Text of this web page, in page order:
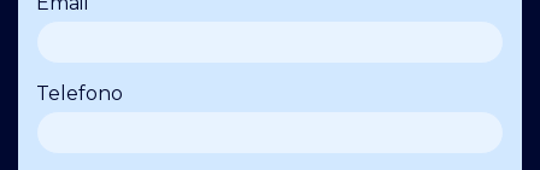
Telefono